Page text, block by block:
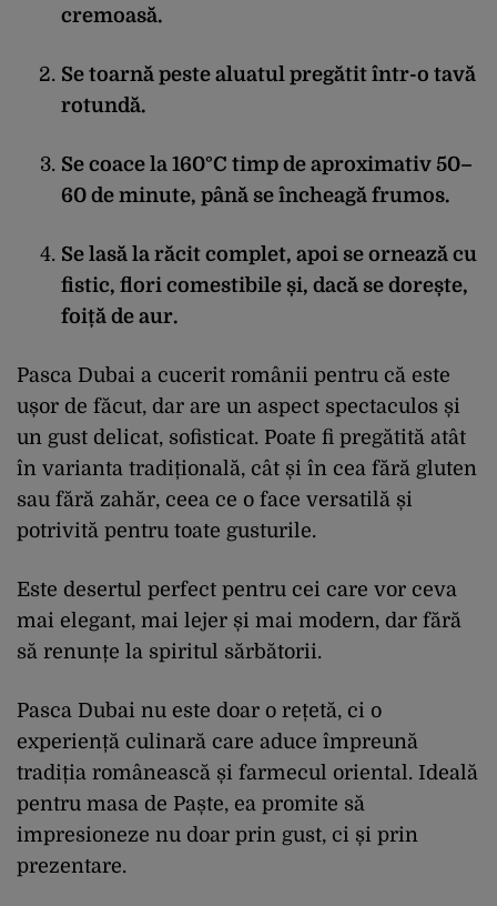
cremoasă.
Se toarnă peste aluatul pregătit într-o tavă
rotundă.
Se coace la 160°C timp de aproximativ 50–
60 de minute, până se încheagă frumos.
Se lasă la răcit complet, apoi se ornează cu
fistic, flori comestibile și, dacă se dorește,
foiță de aur.
Pasca Dubai a cucerit românii pentru că este
ușor de făcut, dar are un aspect spectaculos și
un gust delicat, sofisticat. Poate fi pregătită atât
în varianta tradițională, cât și în cea fără gluten
sau fără zahăr, ceea ce o face versatilă și
potrivită pentru toate gusturile.
Este desertul perfect pentru cei care vor ceva
mai elegant, mai lejer și mai modern, dar fără
să renunțe la spiritul sărbătorii.
Pasca Dubai nu este doar o rețetă, ci o
experiență culinară care aduce împreună
tradiția românească și farmecul oriental. Ideală
pentru masa de Paște, ea promite să
impresioneze nu doar prin gust, ci și prin
prezentare.